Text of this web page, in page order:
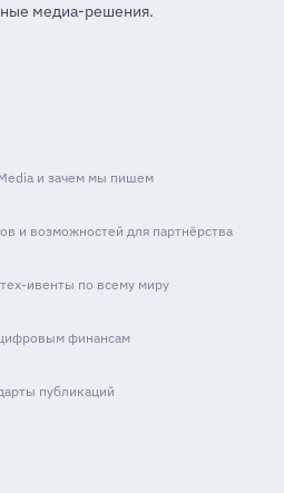
медиа-решения.
и зачем мы пишем
и возможностей для партнёрства
ивенты по всему миру
финансам
публикаций